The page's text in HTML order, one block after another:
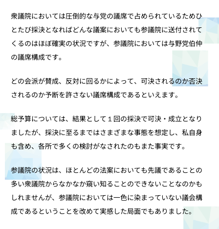
衆議院においては圧倒的な与党の議席で占められているためひ
とたび採決となればどんな議案においても参議院に送付されて
くるのはほぼ確実の状況ですが、参議院においては与野党伯仲
の議席構成です。
どの会派が賛成、反対に回るかによって、可決されるのか否決
されるのか予断を許さない議席構成であるといえます。
総予算については、結果として１回の採決で可決・成立となり
ましたが、採決に至るまではさまざまな事態を想定し、私自身
も含め、各所で多くの検討がなされたのもまた事実です。
参議院の状況は、ほとんどの法案においても先議であることの
多い衆議院からなかなか窺い知ることのできないことなのかも
しれませんが、参議院においては一色に染まっていない議会構
成であるということを改めて実感した局面でもありました。